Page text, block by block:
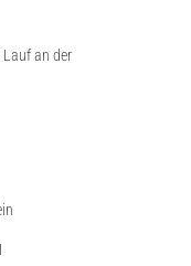
an der